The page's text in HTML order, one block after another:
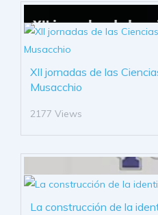
XII jornadas de las
Musacchio
2177 Views
La construcción de la